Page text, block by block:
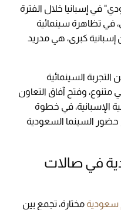
في إسبانيا خلال الفترة
إبريل الجاري، في تظاهرة سينمائية
إسبانية كبرى، هي مدريد
السينمائية
متنوع، وفتح آفاق التعاون
الإسبانية، في خطوة
السينما السعودية
في صالات
سعودية مختارة، تجمع بين